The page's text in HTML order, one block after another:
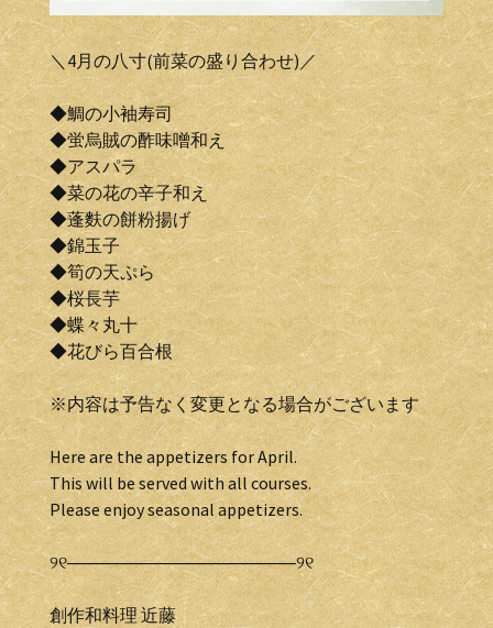
＼4月の八寸(前菜の盛り合わせ)／
◆鯛の小袖寿司
◆蛍烏賊の酢味噌和え
◆アスパラ
◆菜の花の辛子和え
◆蓬麩の餅粉揚げ
◆錦玉子
◆筍の天ぷら
◆桜長芋
◆蝶々丸十
◆花びら百合根
※内容は予告なく変更となる場合がございます
Here are the appetizers for April.
This will be served with all courses.
Please enjoy seasonal appetizers.
୨୧―――――――――――――୨୧
創作和料理 近藤